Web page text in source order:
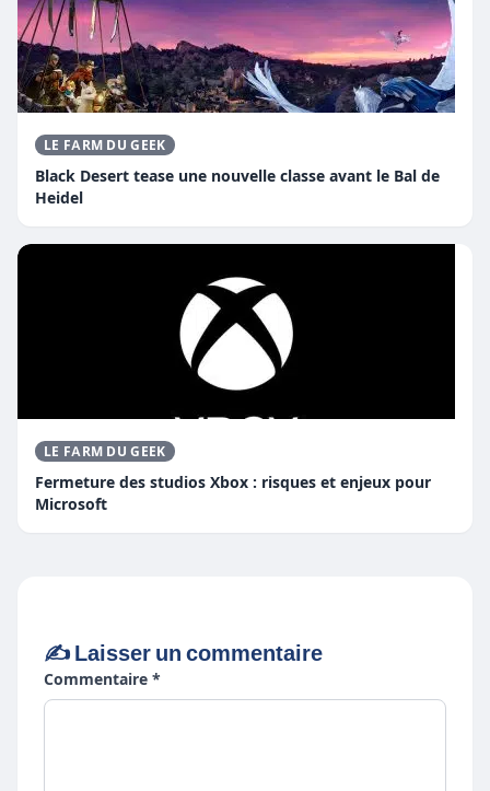
LE FARM DU GEEK
Black Desert tease une nouvelle classe avant le Bal de
Heidel
LE FARM DU GEEK
Fermeture des studios Xbox : risques et enjeux pour
Microsoft
✍️ Laisser un commentaire
Commentaire *